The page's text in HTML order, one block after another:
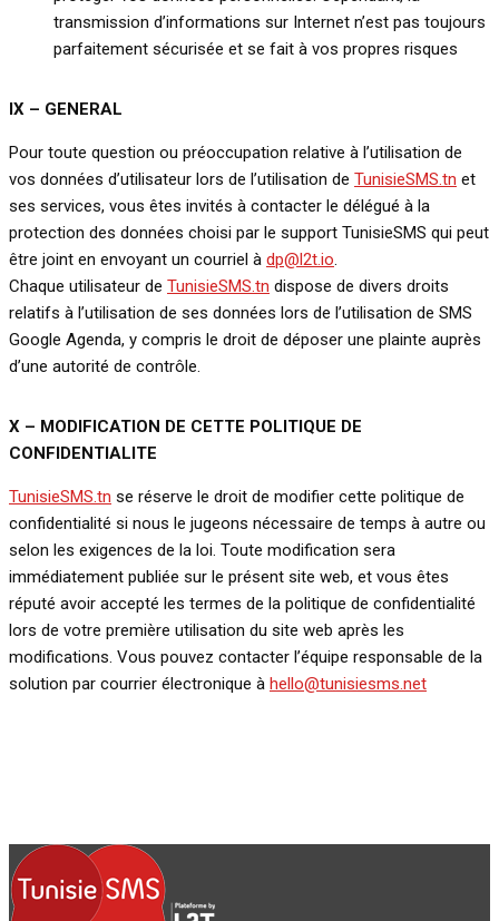
transmission d’informations sur Internet n’est pas toujours
parfaitement sécurisée et se fait à vos propres risques
IX – GENERAL
Pour toute question ou préoccupation relative à l’utilisation de
vos données d’utilisateur lors de l’utilisation de TunisieSMS.tn et
ses services, vous êtes invités à contacter le délégué à la
protection des données choisi par le support TunisieSMS qui peut
être joint en envoyant un courriel à dp@l2t.io.
Chaque utilisateur de TunisieSMS.tn dispose de divers droits
relatifs à l’utilisation de ses données lors de l’utilisation de SMS
Google Agenda, y compris le droit de déposer une plainte auprès
d’une autorité de contrôle.
X – MODIFICATION DE CETTE POLITIQUE DE
CONFIDENTIALITE
TunisieSMS.tn se réserve le droit de modifier cette politique de
confidentialité si nous le jugeons nécessaire de temps à autre ou
selon les exigences de la loi. Toute modification sera
immédiatement publiée sur le présent site web, et vous êtes
réputé avoir accepté les termes de la politique de confidentialité
lors de votre première utilisation du site web après les
modifications. Vous pouvez contacter l’équipe responsable de la
solution par courrier électronique à hello@tunisiesms.net